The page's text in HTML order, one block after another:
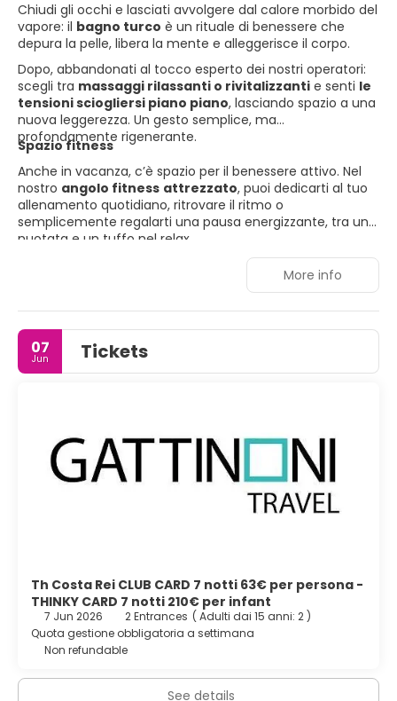
Chiudi gli occhi e lasciati avvolgere dal calore morbido del
vapore: il bagno turco è un rituale di benessere che
depura la pelle, libera la mente e alleggerisce il corpo.
Dopo, abbandonati al tocco esperto dei nostri operatori:
scegli tra massaggi rilassanti o rivitalizzanti e senti le
tensioni sciogliersi piano piano, lasciando spazio a una
nuova leggerezza. Un gesto semplice, ma
profondamente rigenerante.
Spazio fitness
Anche in vacanza, c’è spazio per il benessere attivo. Nel
nostro angolo fitness attrezzato, puoi dedicarti al tuo
allenamento quotidiano, ritrovare il ritmo o
semplicemente regalarti una pausa energizzante, tra una
nuotata e un tuffo nel relax.
More info
07
Jun Tickets
Th Costa Rei CLUB CARD 7 notti 63€ per persona -
THINKY CARD 7 notti 210€ per infant
7 Jun 2026 2 Entrances ( Adulti dai 15 anni: 2 )
Quota gestione obbligatoria a settimana
Non refundable
See details